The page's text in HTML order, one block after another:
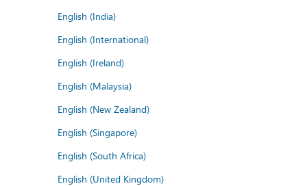
English (India)
English (International)
English (Ireland)
English (Malaysia)
English (New Zealand)
English (Singapore)
English (South Africa)
English (United Kingdom)